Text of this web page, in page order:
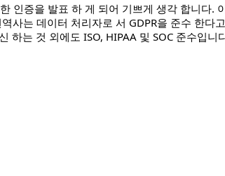
인증을 발표 하 게 되어 기쁘게 생각 합니다.
사는 데이터 처리자로 서 GDPR을 준수 한다
는 것 외에도 ISO, HIPAA 및 SOC 준수입니
증을 준수 합니다"